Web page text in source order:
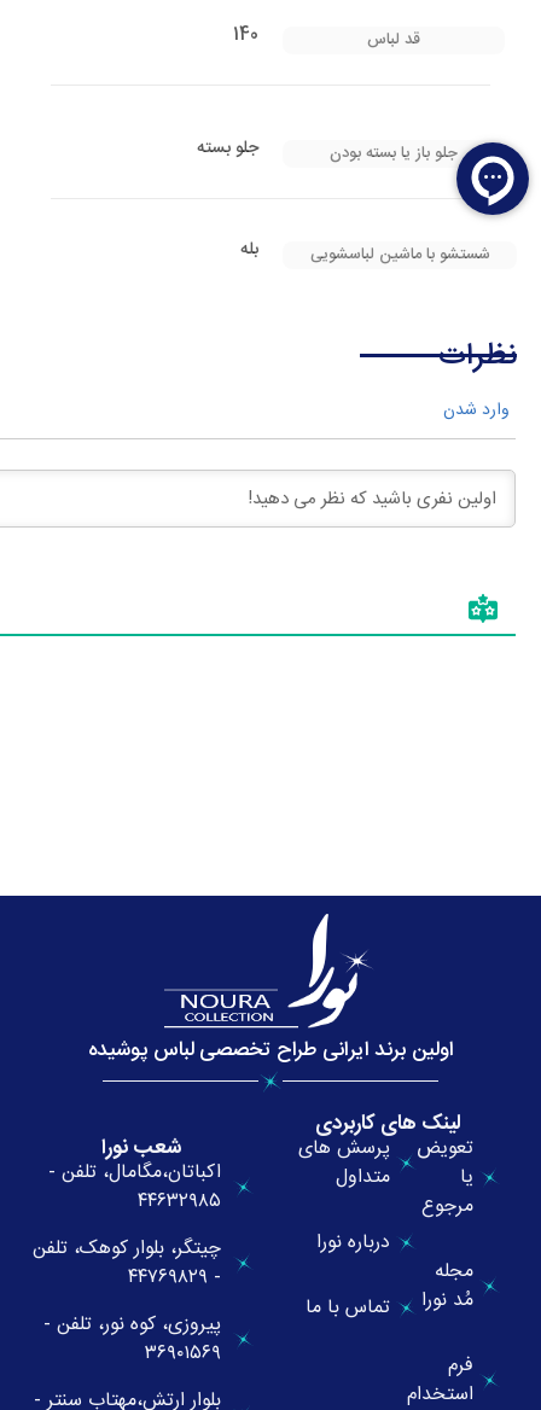
قد لباس 140
جلو باز یا بسته بودن جلو بسته
شستشو با ماشین لباسشویی بله
نظرات
وارد شدن
اولین برند ایرانی طراح تخصصی لباس پوشیده
لینک های کاربردی
تعویض
یا
مرجوع
مجله
مُد نورا
فرم
استخدام
پرسش های
متداول
درباره نورا
تماس با ما
شعب نورا
اکباتان،مگامال، تلفن -
۴۴۶۳۲۹۸۵
چیتگر، بلوار کوهک، تلفن
- ۴۴۷۶۹۸۲۹
پیروزی، کوه نور، تلفن -
۳۶۹۰۱۵۶۹
بلوار ارتش،مهتاب سنتر -